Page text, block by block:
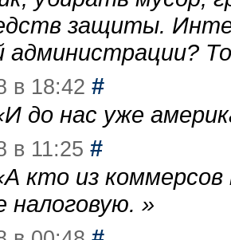
защиты.
администрации?
в 18:42 #
И до нас уже
в 11:25 #
А кто из
»